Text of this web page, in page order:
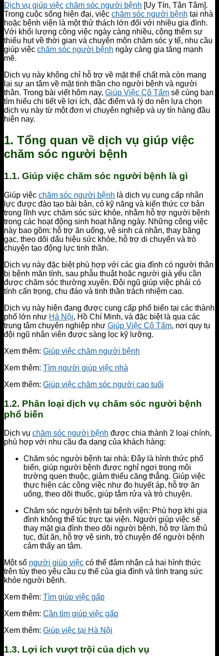
Dịch vụ giúp việc chăm sóc người bệnh [Uy Tín, Tận Tâm].
Trong cuộc sống hiện đại, việc chăm sóc người bệnh tại nhà
hoặc bệnh viện là một thử thách lớn đối với nhiều gia đình.
Với khối lượng công việc ngày càng nhiều, cộng thêm sự
thiếu hụt về thời gian và chuyên môn chăm sóc y tế, nhu cầu
giúp việc chăm sóc người bệnh ngày càng gia tăng mạnh
mẽ.
Dịch vụ này không chỉ hỗ trợ về mặt thể chất mà còn mang
lại sự an tâm về mặt tinh thần cho người bệnh và người
thân. Trong bài viết hôm nay, Giúp Việc Cô Tấm sẽ cùng bạn
tìm hiểu chi tiết về lợi ích, đặc điểm và lý do nên lựa chọn
dịch vụ này từ một đơn vị chuyên nghiệp và uy tín hàng đầu
hiện nay.
1. Tổng quan về dịch vụ giúp việc
chăm sóc người bệnh
1.1. Giúp việc chăm sóc người bệnh là gì
Giúp việc chăm sóc người bệnh là dịch vụ cung cấp nhân
lực được đào tạo bài bản, có kỹ năng và kiến thức cơ bản
trong lĩnh vực chăm sóc sức khỏe, nhằm hỗ trợ người bệnh
trong các hoạt động sinh hoạt hằng ngày. Những công việc
này bao gồm: hỗ trợ ăn uống, vệ sinh cá nhân, thay băng
gạc, theo dõi dấu hiệu sức khỏe, hỗ trợ di chuyển và trò
chuyện tạo động lực tinh thần.
Dịch vụ này đặc biệt phù hợp với các gia đình có người thân
bị bệnh mãn tính, sau phẫu thuật hoặc người già yếu cần
được chăm sóc thường xuyên. Đội ngũ giúp việc phải có
tính cẩn trọng, chu đáo và tinh thần trách nhiệm cao.
Dịch vụ này hiện đang được cung cấp phổ biến tại các thành
phố lớn như Hà Nội, Hồ Chí Minh, và đặc biệt là qua các
trung tâm chuyên nghiệp như Giúp Việc Cô Tấm, nơi quy tụ
đội ngũ nhân viên được sàng lọc kỹ lưỡng.
Xem thêm: Giúp việc chăm người bệnh
Xem thêm: Tìm người giúp việc nhà
Xem thêm: Giúp việc chăm sóc người cao tuổi
1.2. Phân loại dịch vụ chăm sóc người bệnh
phổ biến
Dịch vụ chăm sóc người bệnh được chia thành 2 loại chính,
phù hợp với nhu cầu đa dạng của khách hàng:
Chăm sóc người bệnh tại nhà: Đây là hình thức phổ
biến, giúp người bệnh được nghỉ ngơi trong môi
trường quen thuộc, giảm thiểu căng thẳng. Giúp việc
thực hiện các công việc như đo huyết áp, hỗ trợ ăn
uống, theo dõi thuốc, giúp tắm rửa và trò chuyện.
Chăm sóc người bệnh tại bệnh viện: Phù hợp khi gia
đình không thể túc trực tại viện. Người giúp việc sẽ
thay mặt gia đình theo dõi người bệnh, hỗ trợ làm thủ
tục, đút ăn, hỗ trợ vệ sinh, trò chuyện để người bệnh
cảm thấy an tâm.
Một số người giúp việc có thể đảm nhận cả hai hình thức
trên tùy theo yêu cầu cụ thể của gia đình và tình trạng sức
khỏe người bệnh.
Xem thêm: Tìm giúp việc gấp
Xem thêm: Cần tìm giúp việc gấp
Xem thêm: Giúp việc tại Hà Nội
1.3. Lợi ích vượt trội của dịch vụ